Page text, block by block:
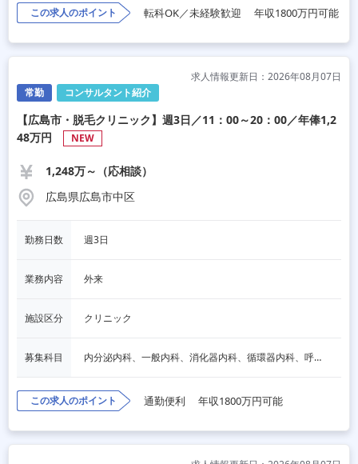
この求人のポイント 転科OK／未経験歓迎 年収1800万円可能
常勤 コンサルタント紹介
求人情報更新日：2026年08月07日
【広島市・脱毛クリニック】週3日／11：00～20：00／年俸1,2
48万円
NEW
1,248万～（応相談）
広島県広島市中区
勤務日数 週3日
業務内容 外来
施設区分 クリニック
募集科目 内分泌内科、一般内科、消化器内科、循環器内科、呼吸器内科、血液内科、心療内科、脳神経内科、老人内科、一般外科、消化器外科、心臓外科、呼吸器外科、脳神経外科、整形外科、形成外科、リハビリテーション科、小児科、産婦人科、婦人科、精神科、眼科、耳鼻咽喉科、皮膚科、泌尿器科、放射線科、人工透析、麻酔科、美容外科、人間ドック・検診、その他
この求人のポイント 通勤便利 年収1800万円可能